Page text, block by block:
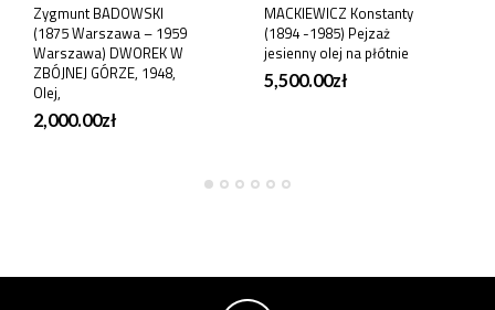
Zygmunt BADOWSKI
(1875 Warszawa – 1959
Warszawa) DWOREK W
ZBÓJNEJ GÓRZE, 1948,
Olej,
2,000.00zł
MACKIEWICZ Konstanty
(1894 -1985) Pejzaż
jesienny olej na płótnie
5,500.00zł